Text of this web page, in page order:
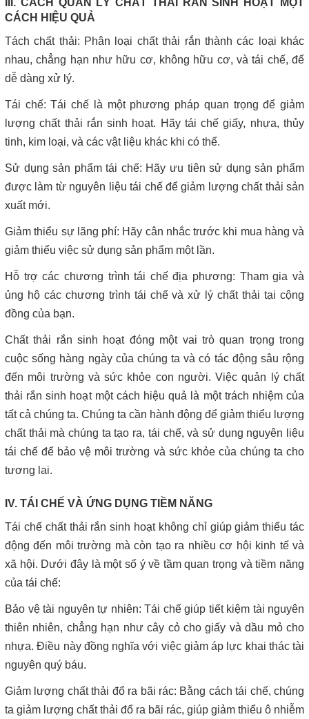
III. CÁCH QUẢN LÝ CHẤT THẢI RẮN SINH HOẠT MỘT
CÁCH HIỆU QUẢ
Tách chất thải: Phân loại chất thải rắn thành các loại khác
nhau, chẳng hạn như hữu cơ, không hữu cơ, và tái chế, để
dễ dàng xử lý.
Tái chế: Tái chế là một phương pháp quan trọng để giảm
lượng chất thải rắn sinh hoạt. Hãy tái chế giấy, nhựa, thủy
tinh, kim loại, và các vật liệu khác khi có thể.
Sử dụng sản phẩm tái chế: Hãy ưu tiên sử dụng sản phẩm
được làm từ nguyên liệu tái chế để giảm lượng chất thải sản
xuất mới.
Giảm thiểu sự lãng phí: Hãy cân nhắc trước khi mua hàng và
giảm thiểu việc sử dụng sản phẩm một lần.
Hỗ trợ các chương trình tái chế địa phương: Tham gia và
ủng hộ các chương trình tái chế và xử lý chất thải tại cộng
đồng của bạn.
Chất thải rắn sinh hoạt đóng một vai trò quan trọng trong
cuộc sống hàng ngày của chúng ta và có tác động sâu rộng
đến môi trường và sức khỏe con người. Việc quản lý chất
thải rắn sinh hoạt một cách hiệu quả là một trách nhiệm của
tất cả chúng ta. Chúng ta cần hành động để giảm thiểu lượng
chất thải mà chúng ta tạo ra, tái chế, và sử dụng nguyên liệu
tái chế để bảo vệ môi trường và sức khỏe của chúng ta cho
tương lai.
IV. TÁI CHẾ VÀ ỨNG DỤNG TIỀM NĂNG
Tái chế chất thải rắn sinh hoạt không chỉ giúp giảm thiểu tác
động đến môi trường mà còn tạo ra nhiều cơ hội kinh tế và
xã hội. Dưới đây là một số ý về tầm quan trọng và tiềm năng
của tái chế:
Bảo vệ tài nguyên tự nhiên: Tái chế giúp tiết kiệm tài nguyên
thiên nhiên, chẳng hạn như cây cỏ cho giấy và dầu mỏ cho
nhựa. Điều này đồng nghĩa với việc giảm áp lực khai thác tài
nguyên quý báu.
Giảm lượng chất thải đổ ra bãi rác: Bằng cách tái chế, chúng
ta giảm lượng chất thải đổ ra bãi rác, giúp giảm thiểu ô nhiễm